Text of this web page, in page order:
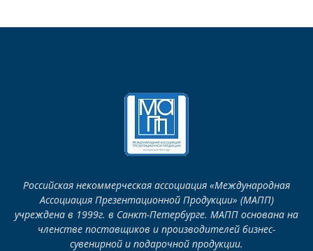
Российская некоммерческая ассоциация «Международная
Ассоциация Презентационной Продукции» (МАПП)
учреждена в 1999г. в Санкт-Петербурге. МАПП основана на
членстве поставщиков и производителей бизнес-
сувенирной и подарочной продукции.